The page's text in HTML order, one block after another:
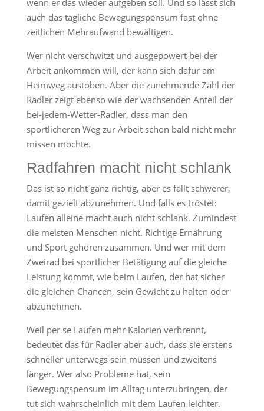
wenn er das wieder aufgeben soll. Und so lässt sich
auch das tägliche Bewegungspensum fast ohne
zeitlichen Mehraufwand bewältigen.
Wer nicht verschwitzt und ausgepowert bei der
Arbeit ankommen will, der kann sich dafür am
Heimweg austoben. Aber die zunehmende Zahl der
Radler zeigt ebenso wie der wachsenden Anteil der
bei-jedem-Wetter-Radler, dass man den
sportlicheren Weg zur Arbeit schon bald nicht mehr
missen möchte.
Radfahren macht nicht schlank
Das ist so nicht ganz richtig, aber es fällt schwerer,
damit gezielt abzunehmen. Und falls es tröstet:
Laufen alleine macht auch nicht schlank. Zumindest
die meisten Menschen nicht. Richtige Ernährung
und Sport gehören zusammen. Und wer mit dem
Zweirad bei sportlicher Betätigung auf die gleiche
Leistung kommt, wie beim Laufen, der hat sicher
die gleichen Chancen, sein Gewicht zu halten oder
abzunehmen.
Weil per se Laufen mehr Kalorien verbrennt,
bedeutet das für Radler aber auch, dass sie erstens
schneller unterwegs sein müssen und zweitens
länger. Wer also Probleme hat, sein
Bewegungspensum im Alltag unterzubringen, der
tut sich wahrscheinlich mit dem Laufen leichter.